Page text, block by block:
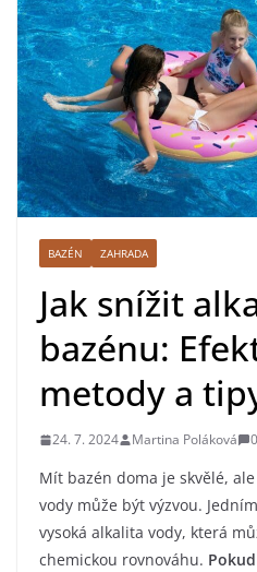
BAZÉN ZAHRADA
Jak snížit
bazénu:
metody a
24. 7. 2024 Martina Poláková
Mít bazén doma je skvělé,
vody může být výzvou.
vysoká alkalita vody, která
chemickou rovnováhu.